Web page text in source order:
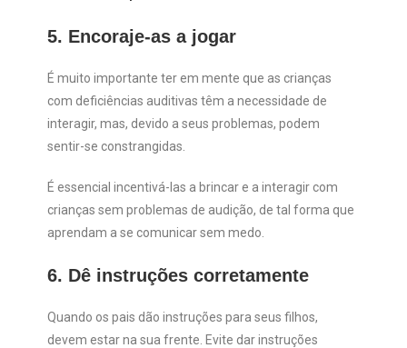
5. Encoraje-as a jogar
É muito importante ter em mente que as crianças
com deficiências auditivas têm a necessidade de
interagir, mas, devido a seus problemas, podem
sentir-se constrangidas.
É essencial incentivá-las a brincar e a interagir com
crianças sem problemas de audição, de tal forma que
aprendam a se comunicar sem medo.
6. Dê instruções corretamente
Quando os pais dão instruções para seus filhos,
devem estar na sua frente. Evite dar instruções